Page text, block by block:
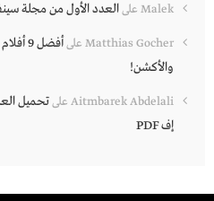
Malek علىالعدد الأول من مجلة
Matthias Gocher على
أفضل
والأكشن!
Aitmbarek Abdelali على
إف PDF